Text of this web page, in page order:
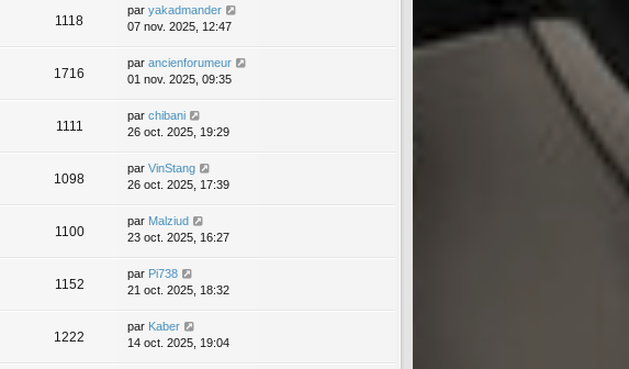
1118
par yakadmander
07 nov. 2025, 12:47
1716
par ancienforumeur
01 nov. 2025, 09:35
1111
par chibani
26 oct. 2025, 19:29
1098
par VinStang
26 oct. 2025, 17:39
1100
par Malziud
23 oct. 2025, 16:27
1152
par Pi738
21 oct. 2025, 18:32
1222
par Kaber
14 oct. 2025, 19:04